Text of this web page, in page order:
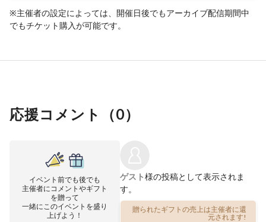
※主催者の設定によっては、開催日後でもアーカイブ配信期間中
でもチケット購入が可能です。
応援コメント（0）
イベント前でも後でも
主催者にコメントやギフト
を贈って
一緒にこのイベントを盛り
上げよう！
ゲスト様の投稿として表示されま
す。
贈られたギフトの売上は主催者に還
元されます!